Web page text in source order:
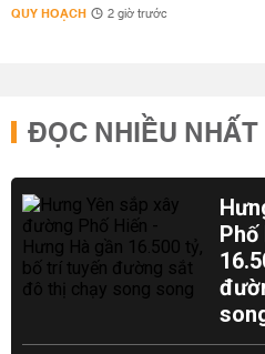
QUY HOẠCH 2 giờ trước
ĐỌC NHIỀU NHẤT
Phố